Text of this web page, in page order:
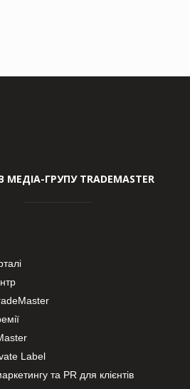
МЕДІА-ГРУПУ TRADEMASTER
Label
та PR для клієнтів